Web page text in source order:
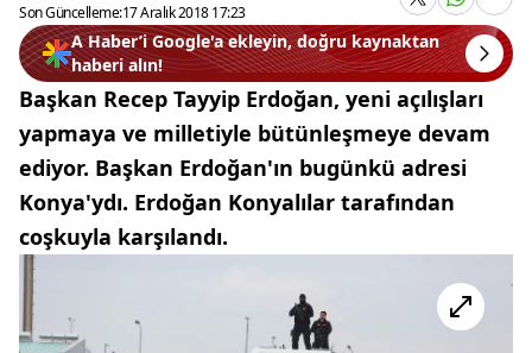
Son Güncelleme:17 Aralık 2018 17:23
A Haber’i Google'a ekleyin, doğru kaynaktan
haberi alın!
Başkan Recep Tayyip Erdoğan, yeni açılışları
yapmaya ve milletiyle bütünleşmeye devam
ediyor. Başkan Erdoğan'ın bugünkü adresi
Konya'ydı. Erdoğan Konyalılar tarafından
coşkuyla karşılandı.